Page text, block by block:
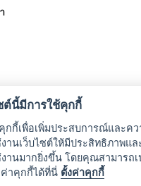
ต์นี้มีการใช้คุกกี้
กกี้เพื่อเพิ่มประสบการณ์และค
านเว็บไซต์ให้มีประสิทธิภาพแ
งานมากยิ่งขึ้น โดยคุณสามารถ
ค่าคุกกี้ได้ที่นี่ ตั้งค่าคุกกี้